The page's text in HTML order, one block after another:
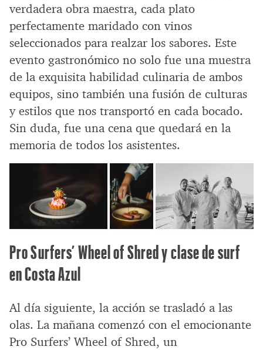
verdadera obra maestra, cada plato
perfectamente maridado con vinos
seleccionados para realzar los sabores. Este
evento gastronómico no solo fue una muestra
de la exquisita habilidad culinaria de ambos
equipos, sino también una fusión de culturas
y estilos que nos transportó en cada bocado.
Sin duda, fue una cena que quedará en la
memoria de todos los asistentes.
Pro Surfers’ Wheel of Shred y clase de surf
en Costa Azul
Al día siguiente, la acción se trasladó a las
olas. La mañana comenzó con el emocionante
Pro Surfers’ Wheel of Shred, un